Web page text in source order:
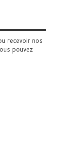
recevoir nos
pouvez